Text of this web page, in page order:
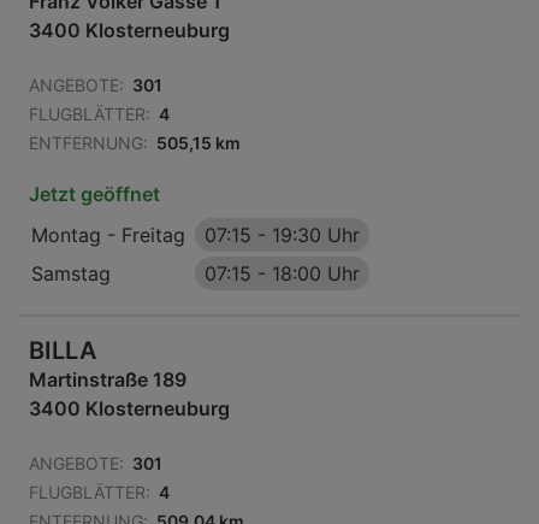
3400 Klosterneuburg
ANGEBOTE: 301
FLUGBLÄTTER: 4
ENTFERNUNG: 505,15 km
Jetzt geöffnet
Montag - Freitag
07:15 - 19:30 Uhr
Samstag
07:15 - 18:00 Uhr
BILLA
Martinstraße 189
3400 Klosterneuburg
ANGEBOTE: 301
FLUGBLÄTTER: 4